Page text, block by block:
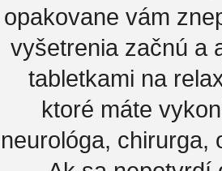
opakovane vám
vyšetrenia začnú a
tabletkami na
ktoré máte
neurológa, chirurga,